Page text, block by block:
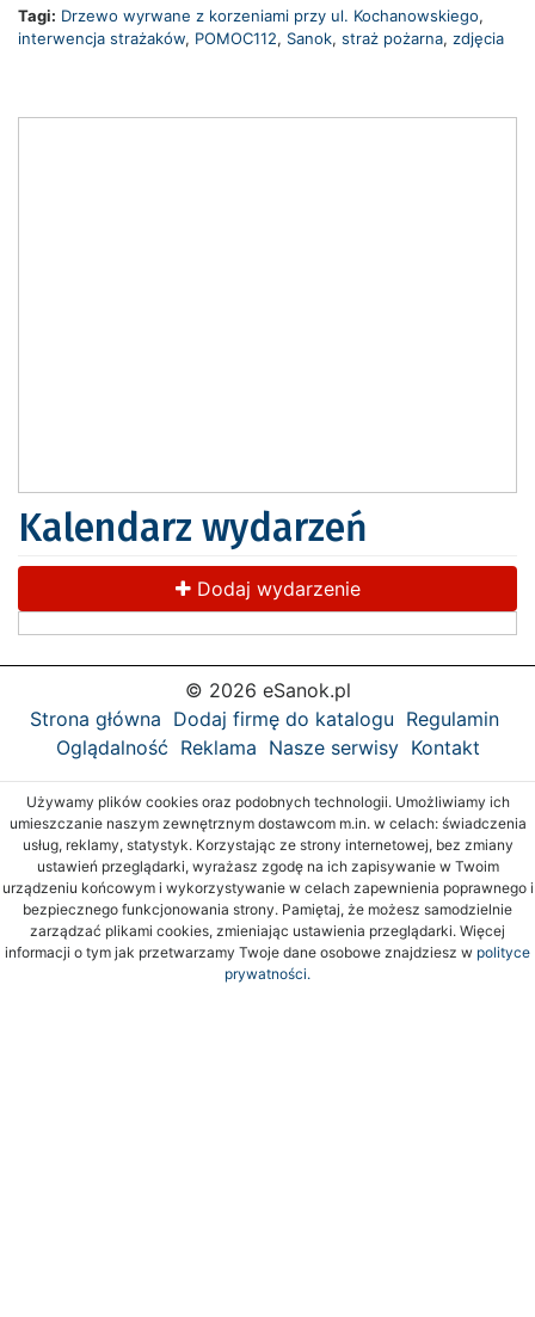
Tagi: Drzewo wyrwane z korzeniami przy ul. Kochanowskiego,
interwencja strażaków, POMOC112, Sanok, straż pożarna, zdjęcia
Kalendarz wydarzeń
Dodaj wydarzenie
© 2026 eSanok.pl
Strona główna Dodaj firmę do katalogu Regulamin
Oglądalność Reklama Nasze serwisy Kontakt
Używamy plików cookies oraz podobnych technologii. Umożliwiamy ich
umieszczanie naszym zewnętrznym dostawcom m.in. w celach: świadczenia
usług, reklamy, statystyk. Korzystając ze strony internetowej, bez zmiany
ustawień przeglądarki, wyrażasz zgodę na ich zapisywanie w Twoim
urządzeniu końcowym i wykorzystywanie w celach zapewnienia poprawnego i
bezpiecznego funkcjonowania strony. Pamiętaj, że możesz samodzielnie
zarządzać plikami cookies, zmieniając ustawienia przeglądarki. Więcej
informacji o tym jak przetwarzamy Twoje dane osobowe znajdziesz w polityce
prywatności.